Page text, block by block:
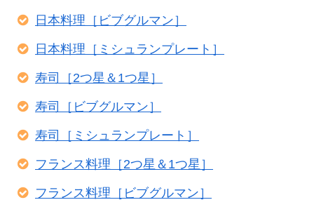
日本料理［ビブグルマン］
日本料理［ミシュランプレート］
寿司［2つ星＆1つ星］
寿司［ビブグルマン］
寿司［ミシュランプレート］
フランス料理［2つ星＆1つ星］
フランス料理［ビブグルマン］